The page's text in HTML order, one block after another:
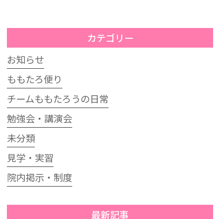
カテゴリー
お知らせ
ももたろ便り
チームももたろうの日常
勉強会・講演会
未分類
見学・実習
院内掲示・制度
最新記事